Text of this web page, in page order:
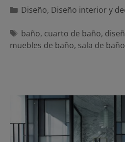
Categorías
Diseño, Diseño interior y
Etiquetas
baño, cuarto de baño,
muebles de baño, sala de baño